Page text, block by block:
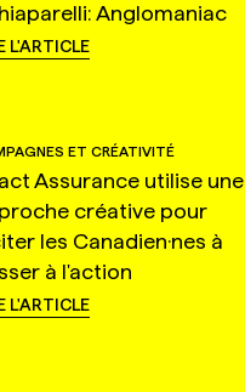
Anglomaniac
L'ARTICLE
ET CRÉATIVITÉ
Assurance utilise une
créative pour
les Canadien·nes à
à l'action
L'ARTICLE